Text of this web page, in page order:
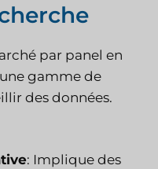
par panel en
gamme de
des données.
: Implique des